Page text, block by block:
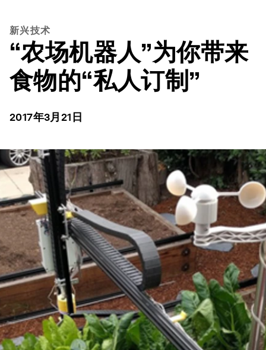
新兴技术
“农场机器人”为你带来
食物的“私人订制”
2017年3月21日